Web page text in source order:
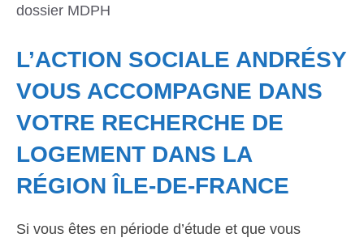
dossier MDPH
L’ACTION SOCIALE ANDRÉSY
VOUS ACCOMPAGNE DANS
VOTRE RECHERCHE DE
LOGEMENT DANS LA
RÉGION ÎLE-DE-FRANCE
Si vous êtes en période d’étude et que vous